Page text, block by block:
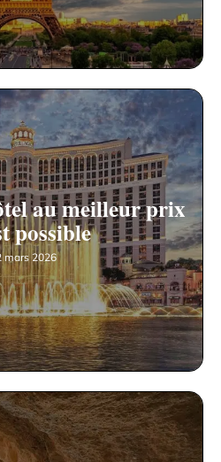
au meilleur prix
possible
mars 2026